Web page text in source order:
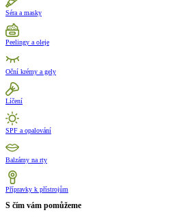
Séra a masky
Peelingy a oleje
Oční krémy a gely
Líčení
SPF a opalování
Balzámy na rty
Přípravky k přístrojům
S čím vám pomůžeme